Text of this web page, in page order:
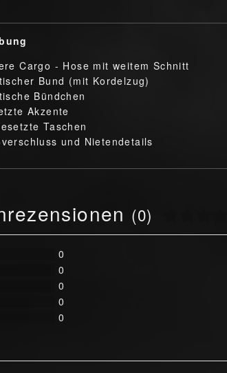
Cargo - Hose mit weitem Schnitt
Bund (mit Kordelzug)
Bündchen
Akzente
Taschen
und Nietendetails
(0)
0
0
0
0
0